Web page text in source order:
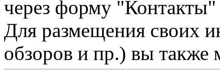
через форму "Контакты"
Для размещения своих
обзоров и пр.) вы также